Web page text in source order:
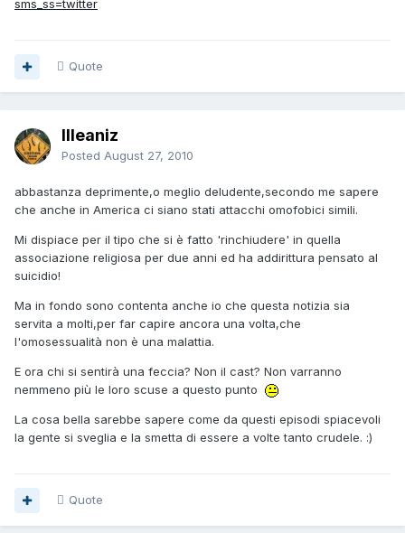
sms_ss=twitter
Quote
Illeaniz
Posted August 27, 2010
abbastanza deprimente,o meglio deludente,secondo me sapere
che anche in America ci siano stati attacchi omofobici simili.
Mi dispiace per il tipo che si è fatto 'rinchiudere' in quella
associazione religiosa per due anni ed ha addirittura pensato al
suicidio!
Ma in fondo sono contenta anche io che questa notizia sia
servita a molti,per far capire ancora una volta,che
l'omosessualità non è una malattia.
E ora chi si sentirà una feccia? Non il cast? Non varranno
nemmeno più le loro scuse a questo punto
La cosa bella sarebbe sapere come da questi episodi spiacevoli
la gente si sveglia e la smetta di essere a volte tanto crudele. :)
Quote